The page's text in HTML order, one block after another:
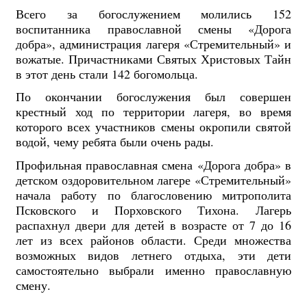
Всего за богослужением молились 152
воспитанника православной смены «Дорога
добра», администрация лагеря «Стремительный» и
вожатые. Причастниками Святых Христовых Тайн
в этот день стали 142 богомольца.
По окончании богослужения был совершен
крестный ход по территории лагеря, во время
которого всех участников смены окропили святой
водой, чему ребята были очень рады.
Профильная православная смена «Дорога добра» в
детском оздоровительном лагере «Стремительный»
начала работу по благословению митрополита
Псковского и Порховского Тихона. Лагерь
распахнул двери для детей в возрасте от 7 до 16
лет из всех районов области. Среди множества
возможных видов летнего отдыха, эти дети
самостоятельно выбрали именно православную
смену.